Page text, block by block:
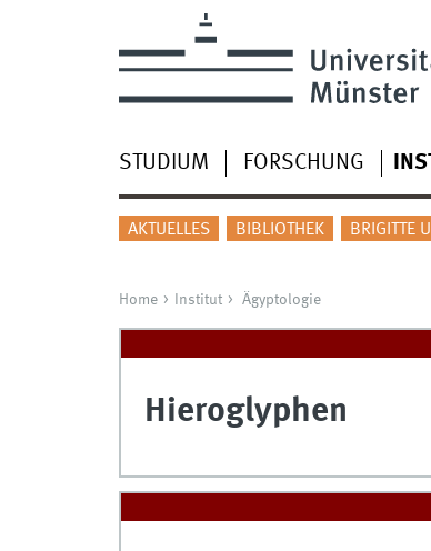
STUDIUM FORSCHUNG
AKTUELLES BIBLIOTHEK BRIGITTE
Home Institut Ägyptologie
Hieroglyphen